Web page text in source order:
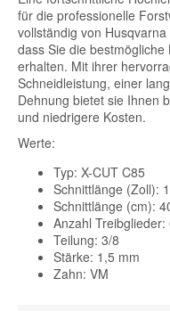
für die professionelle
vollständig von
dass Sie die
erhalten. Mit ihrer
Schneidleistung, einer
Dehnung bietet sie Ihnen
und niedrigere Kosten.
Werte:
Typ: X-CUT C85
Schnittlänge (Zoll):
Schnittlänge (cm):
Anzahl Treibglieder:
Teilung: 3/8
Stärke: 1,5 mm
Zahn: VM